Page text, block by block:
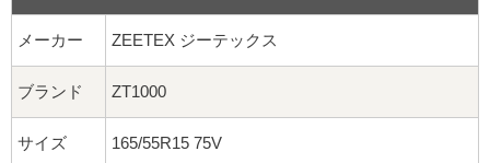
ロング袋ナット
ショート袋ナット
スチール鉄ホイール
メーカー ZEETEX ジーテックス
ブランド ZT1000
サイズ 165/55R15 75V